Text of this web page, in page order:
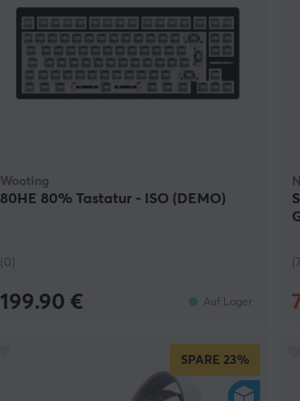
Wooting
80HE 80% Tastatur - ISO (DEMO)
(0)
199.90 € Auf Lager
(7)
SPARE 23%